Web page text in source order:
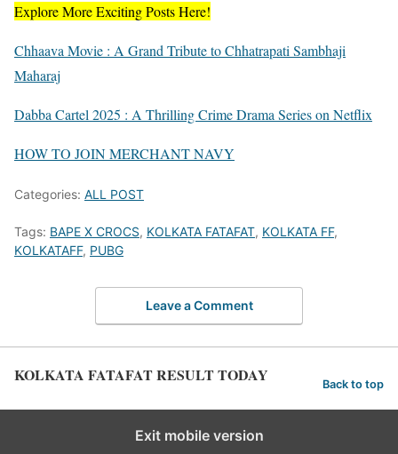
Explore More Exciting Posts Here!
Chhaava Movie : A Grand Tribute to Chhatrapati Sambhaji
Maharaj
Dabba Cartel 2025 : A Thrilling Crime Drama Series on Netflix
HOW TO JOIN MERCHANT NAVY
Categories: ALL POST
Tags: BAPE X CROCS, KOLKATA FATAFAT, KOLKATA FF,
KOLKATAFF, PUBG
Leave a Comment
KOLKATA FATAFAT RESULT TODAY Back to top
Exit mobile version